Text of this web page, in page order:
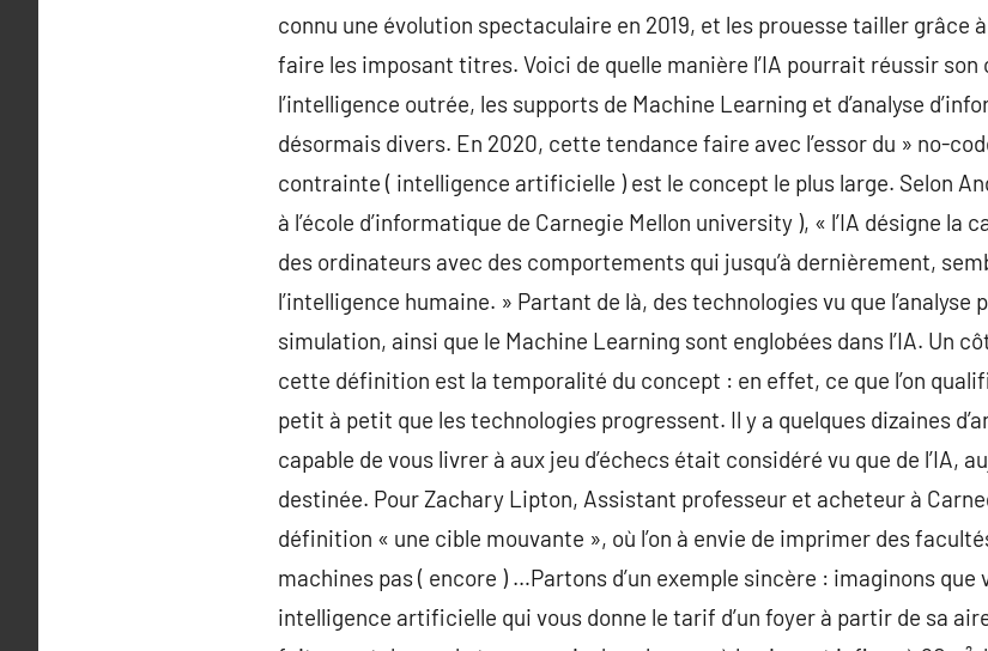
connu une évolution spectaculaire en 2019, et les prouesse tailler grâce
faire les imposant titres. Voici de quelle manière l’IA pourrait réussir
l’intelligence outrée, les supports de Machine Learning et d’analyse
désormais divers. En 2020, cette tendance faire avec l’essor du » no-
contrainte ( intelligence artificielle ) est le concept le plus large. Selon
à l’école d’informatique de Carnegie Mellon university ), « l’IA désigne
des ordinateurs avec des comportements qui jusqu’à dernièrement,
l’intelligence humaine. » Partant de là, des technologies vu que
simulation, ainsi que le Machine Learning sont englobées dans l’IA. Un
cette définition est la temporalité du concept : en effet, ce que l’on
petit à petit que les technologies progressent. Il y a quelques dizaines
capable de vous livrer à aux jeu d’échecs était considéré vu que de l’IA,
destinée. Pour Zachary Lipton, Assistant professeur et acheteur à
définition « une cible mouvante », où l’on à envie de imprimer des
machines pas ( encore ) …Partons d’un exemple sincère : imaginons que
intelligence artificielle qui vous donne le tarif d’un foyer à partir de sa